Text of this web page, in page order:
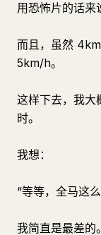
用恐怖片的话来
而且，虽然
5km/h。
这样下去，我大
时。
我想：
“等等，全马这
我简直是最差的。